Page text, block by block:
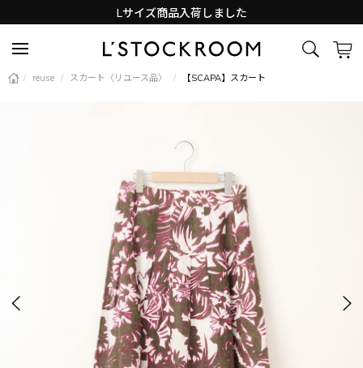
Lサイズ商品入荷しました
/ reuse / スカート〈リユース品〉 / 【SCAPA】スカート